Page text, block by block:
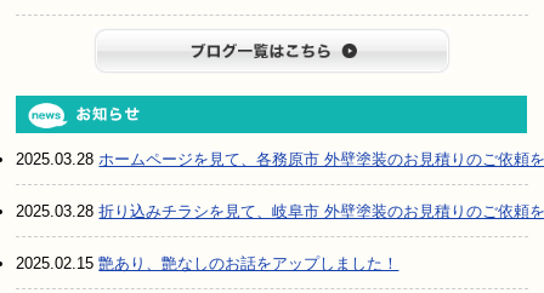
2025.03.28ホームページを見て、各務原市 外壁塗装のお見積りのご依頼
2025.03.28折り込みチラシを見て、岐阜市 外壁塗装のお見積りのご依頼
2025.02.15艶あり、艶なしのお話をアップしました！